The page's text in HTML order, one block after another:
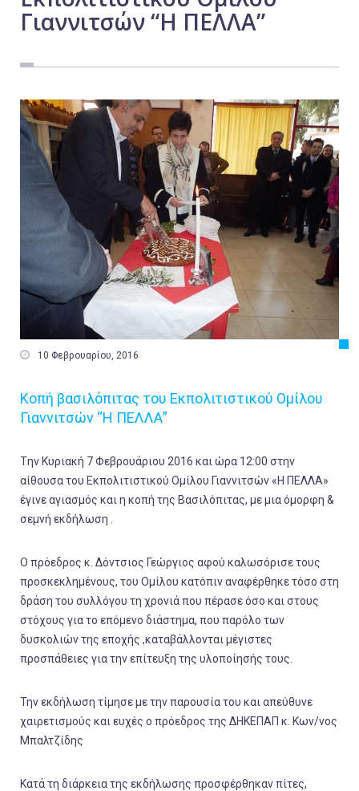
Γιαννιτσών “Η ΠΕΛΛΑ”
 10 Φεβρουαρίου, 2016
Κοπή βασιλόπιτας του Εκπολιτιστικού Ομίλου
Γιαννιτσών “Η ΠΕΛΛΑ”
Tην Κυριακή 7 Φεβρουάριου 2016 και ώρα 12:00 στην
αίθουσα του Εκπολιτιστικού Ομίλου Γιαννιτσών «Η ΠΕΛΛΑ»
έγινε αγιασμός και η κοπή της Βασιλόπιτας, με μια όμορφη &
σεμνή εκδήλωση .
Ο πρόεδρος κ. Δόντσιος Γεώργιος αφού καλωσόρισε τους
προσκεκλημένους, του Ομίλου κατόπιν αναφέρθηκε τόσο στη
δράση του συλλόγου τη χρονιά που πέρασε όσο και στους
στόχους για το επόμενο διάστημα, που παρόλο των
δυσκολιών της εποχής ,καταβάλλονται μέγιστες
προσπάθειες για την επίτευξη της υλοποίησής τους.
Την εκδήλωση τίμησε με την παρουσία του και απεύθυνε
χαιρετισμούς και ευχές ο πρόεδρος της ΔΗΚΕΠΑΠ κ. Κων/νος
Μπαλτζίδης
Κατά τη διάρκεια της εκδήλωσης προσφέρθηκαν πίτες,
Εργασία
Τοπικά
Αγροτικά
Οικονομία
Πολιτική
Αθλητικά
Αστυνομικό Δελτίο